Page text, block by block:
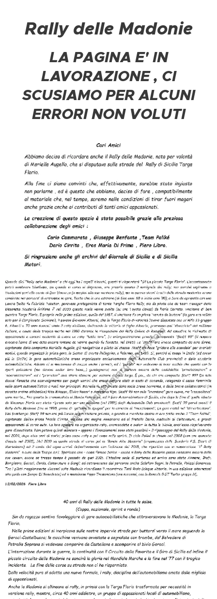
Rally delle Madonie
LA PAGINA E' IN
LAVORAZIONE , CI
SCUSIAMO PER ALCUNI
ERRORI NON VOLUTI